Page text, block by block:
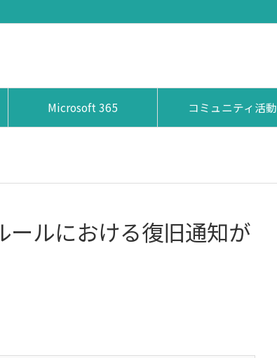
Microsoft 365 コミュニティ活動
ルにおける復旧通知が